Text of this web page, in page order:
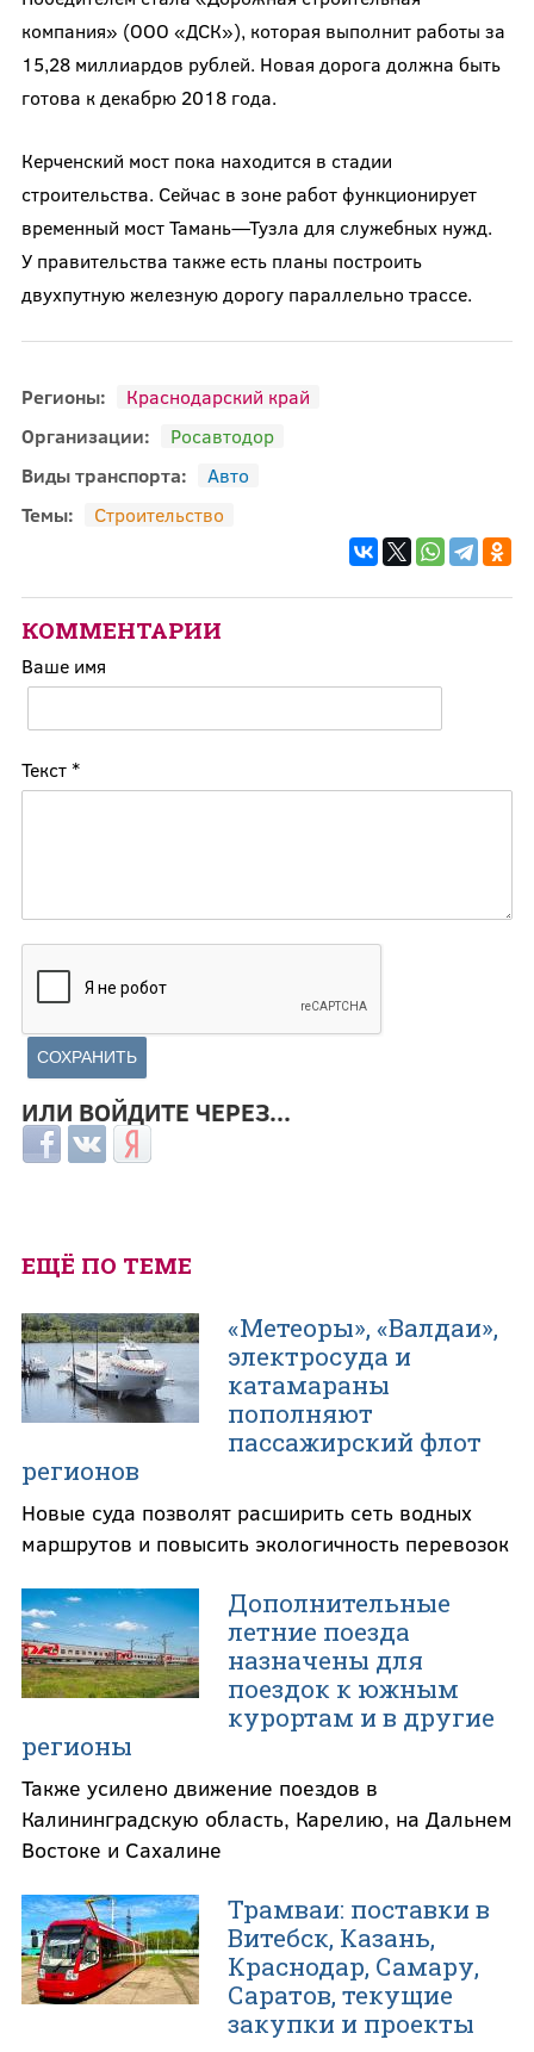
компания» (ООО «ДСК»), которая выполнит работы за
15,28 миллиардов рублей. Новая дорога должна быть
готова к декабрю 2018 года.
Керченский мост пока находится в стадии
строительства. Сейчас в зоне работ функционирует
временный мост Тамань—Тузла для служебных нужд.
У правительства также есть планы построить
двухпутную железную дорогу параллельно трассе.
Регионы:
Краснодарский край
Организации:
Росавтодор
Виды транспорта:
Авто
Темы:
Строительство
КОММЕНТАРИИ
Ваше имя
Текст *
ИЛИ ВОЙДИТЕ ЧЕРЕЗ...
Login with Facebook
Login with ВКонтакте
Login with Яндекс
ЕЩЁ ПО ТЕМЕ
«Метеоры», «Валдаи»,
электросуда и
катамараны
пополняют
пассажирский флот
регионов
Новые суда позволят расширить сеть водных
маршрутов и повысить экологичность перевозок
Дополнительные
летние поезда
назначены для
поездок к южным
курортам и в другие
регионы
Также усилено движение поездов в
Калининградскую область, Карелию, на Дальнем
Востоке и Сахалине
Трамваи: поставки в
Витебск, Казань,
Краснодар, Самару,
Саратов, текущие
закупки и проекты